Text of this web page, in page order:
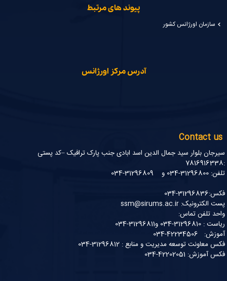
پیوند های مرتبط
سازمان اورژانس کشور
آدرس مرکز اورژانس
Contact us
سیرجان بلوار سید جمال الدین اسد ابادی جنب پارک ترافیک –کد پستی
:7816916338
تلفن: 31296800-034 و 31296809-034
فکس:31296836-034
پست الکترونیک: ssm@sirums.ac.ir
واحد تلفن تماس:
ریاست : 31296810-034 و31296811-034
آموزش: 42234506-034
فکس معاونت توسعه مدیریت و منابع : 31296812-034
فکس آموزش: 42202051-034